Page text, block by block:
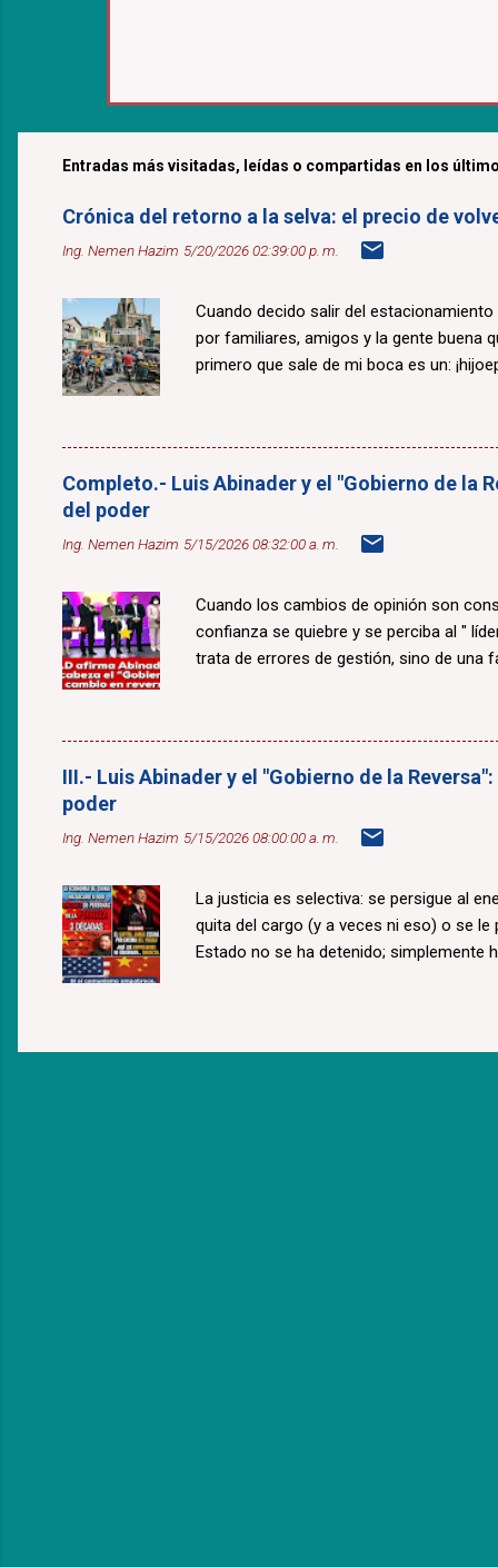
Entradas más visitadas, leídas o compartidas en los
Crónica del retorno a la selva: el precio de
Ing. Nemen Hazim 5/20/2026 02:39:00 p. m.
Cuando decido salir del
por familiares, amigos y la gente buena
primero que sale de mi boca es un:
Completo.- Luis Abinader y el "Gobierno de la
del poder
Ing. Nemen Hazim 5/15/2026 08:32:00 a. m.
Cuando los cambios de opinión son
confianza se quiebre y se perciba al "
trata de errores de gestión, sino de una
III.- Luis Abinader y el "Gobierno de la
poder
Ing. Nemen Hazim 5/15/2026 08:00:00 a. m.
La justicia es selectiva: se persigue al
quita del cargo (y a veces ni eso) o se
Estado no se ha detenido; simplemente